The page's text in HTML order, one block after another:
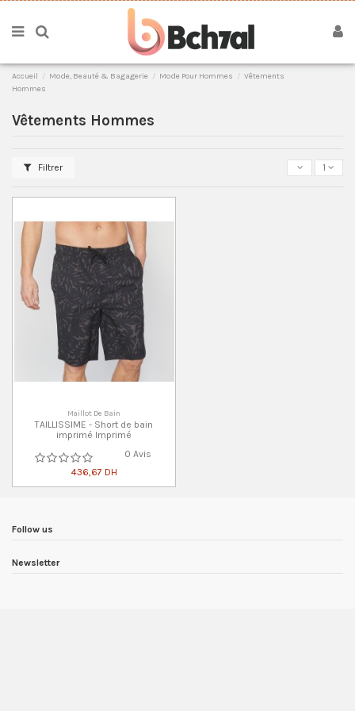
Accueil Mode, Beauté & Bagagerie Mode Pour Hommes
Vêtements
Hommes
Vêtements Hommes
Filtrer 1
Maillot De Bain
TAILLISSIME - Short de bain
imprimé Imprimé
0 Avis
436,67 DH
Follow us
Newsletter